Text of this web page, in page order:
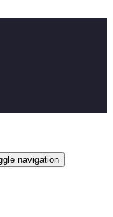
navigation